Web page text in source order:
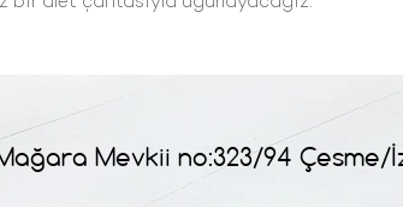
Mevkii no:323/94 Çesme/